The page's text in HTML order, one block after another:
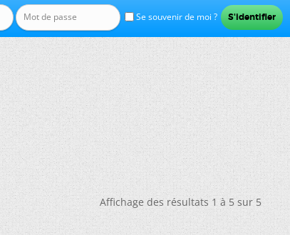
Se souvenir de moi ?
Affichage des résultats 1 à 5 sur 5